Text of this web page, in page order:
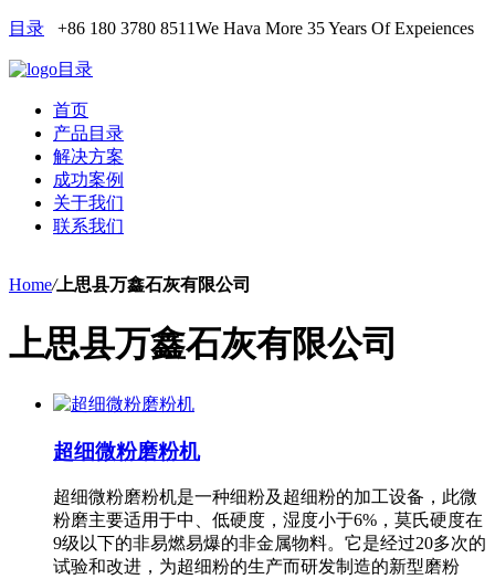
目录 +86 180 3780 8511We Hava More 35 Years Of Expeiences
目录
首页
产品目录
解决方案
成功案例
关于我们
联系我们
Home/上思县万鑫石灰有限公司
上思县万鑫石灰有限公司
超细微粉磨粉机
超细微粉磨粉机是一种细粉及超细粉的加工设备，此微
粉磨主要适用于中、低硬度，湿度小于6%，莫氏硬度在
9级以下的非易燃易爆的非金属物料。它是经过20多次的
试验和改进，为超细粉的生产而研发制造的新型磨粉